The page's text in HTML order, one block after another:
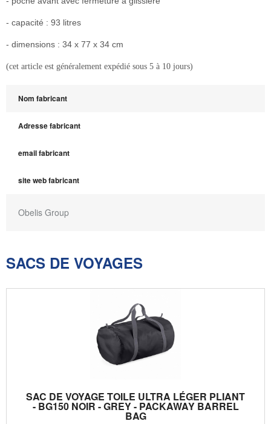
- capacité : 93 litres
- dimensions : 34 x 77 x 34 cm
(cet article est généralement expédié sous 5 à 10 jours)
Nom fabricant
Adresse fabricant
email fabricant
site web fabricant
Obelis Group
SACS DE VOYAGES
SAC DE VOYAGE TOILE ULTRA LÉGER PLIANT
- BG150 NOIR - GREY - PACKAWAY BARREL
BAG